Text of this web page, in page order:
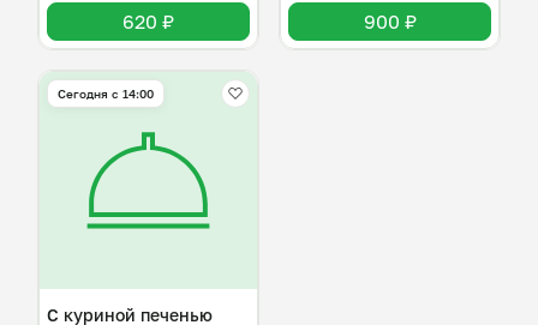
620 ₽ 900 ₽
Сегодня с 14:00
С куриной печенью